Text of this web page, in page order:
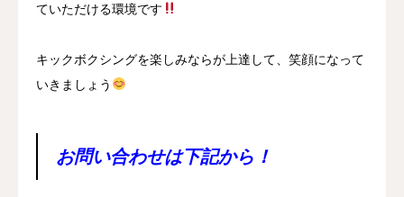
ていただける環境です
キックボクシングを楽しみならが上達して、笑顔になって
いきましょう
お問い合わせは下記から！